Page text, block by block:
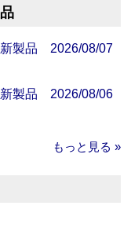
新製品 2026/08/07
新製品 2026/08/06
もっと見る »